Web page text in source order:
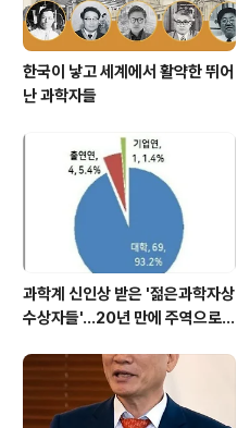
한국이 낳고 세계에서 활약한 뛰어
난 과학자들
과학계 신인상 받은 '젊은과학자상
수상자들'…20년 만에 주역으로